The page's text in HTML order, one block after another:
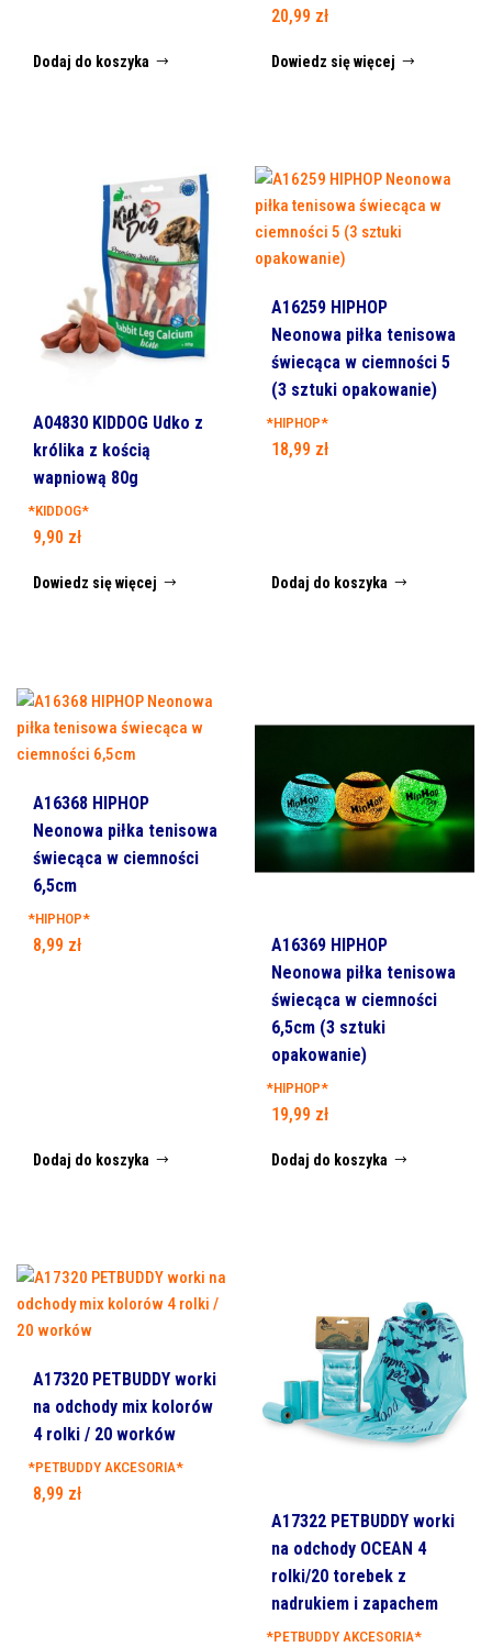
Dodaj do koszyka
20,99 zł
Dowiedz się więcej
A04830 KIDDOG Udko z
królika z kością
wapniową 80g
*KIDDOG*
9,90 zł
Dowiedz się więcej
A16259 HIPHOP
Neonowa piłka tenisowa
świecąca w ciemności 5
(3 sztuki opakowanie)
*HIPHOP*
18,99 zł
Dodaj do koszyka
A16368 HIPHOP
Neonowa piłka tenisowa
świecąca w ciemności
6,5cm
*HIPHOP*
8,99 zł
Dodaj do koszyka
A16369 HIPHOP
Neonowa piłka tenisowa
świecąca w ciemności
6,5cm (3 sztuki
opakowanie)
*HIPHOP*
19,99 zł
Dodaj do koszyka
A17320 PETBUDDY worki
na odchody mix kolorów
4 rolki / 20 worków
*PETBUDDY AKCESORIA*
8,99 zł
A17322 PETBUDDY worki
na odchody OCEAN 4
rolki/20 torebek z
nadrukiem i zapachem
*PETBUDDY AKCESORIA*